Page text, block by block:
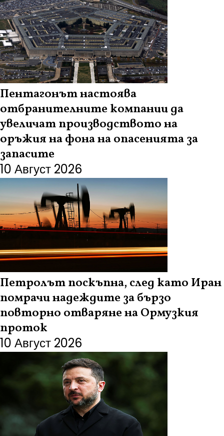
Пентагонът настоява
отбранителните компании да
увеличат производството на
оръжия на фона на опасенията за
запасите
10 Август 2026
Петролът поскъпна, след като Иран
помрачи надеждите за бързо
повторно отваряне на Ормузкия
проток
10 Август 2026